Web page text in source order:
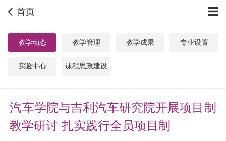
首页
教学动态 教学管理 教学成果 专业设置
实验中心 课程思政建设
汽车学院与吉利汽车研究院开展项目制
教学研讨 扎实践行全员项目制